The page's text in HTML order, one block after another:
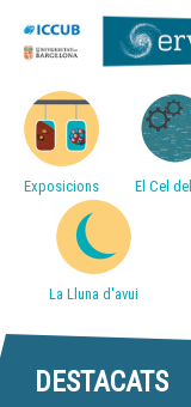
Accessos
Exposicions El Cel
La Lluna d'avui
DESTACATS